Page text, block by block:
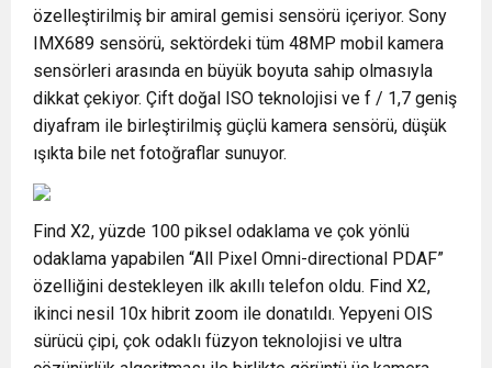
özelleştirilmiş bir amiral gemisi sensörü içeriyor. Sony
IMX689 sensörü, sektördeki tüm 48MP mobil kamera
sensörleri arasında en büyük boyuta sahip olmasıyla
dikkat çekiyor. Çift doğal ISO teknolojisi ve f / 1,7 geniş
diyafram ile birleştirilmiş güçlü kamera sensörü, düşük
ışıkta bile net fotoğraflar sunuyor.
Find X2, yüzde 100 piksel odaklama ve çok yönlü
odaklama yapabilen “All Pixel Omni-directional PDAF”
özelliğini destekleyen ilk akıllı telefon oldu. Find X2,
ikinci nesil 10x hibrit zoom ile donatıldı. Yepyeni OIS
sürücü çipi, çok odaklı füzyon teknolojisi ve ultra